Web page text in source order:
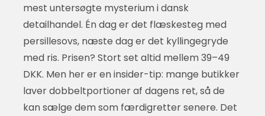
mest untersøgte mysterium i dansk
detailhandel. Én dag er det flæskesteg med
persillesovs, næste dag er det kyllingegryde
med ris. Prisen? Stort set altid mellem 39–49
DKK. Men her er en insider-tip: mange butikker
laver dobbeltportioner af dagens ret, så de
kan sælge dem som færdigretter senere. Det